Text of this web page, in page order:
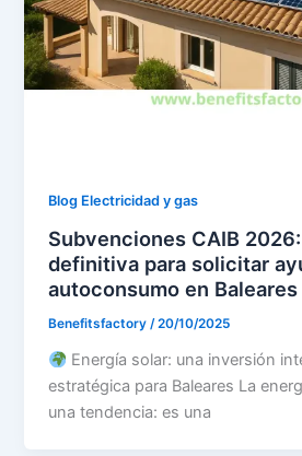
Blog Electricidad y gas
Subvenciones CAIB
definitiva para solicitar
autoconsumo en Baleares
Benefitsfactory/20/10/2025
Energía solar: una inversión
estratégica para Baleares La
una tendencia: es una